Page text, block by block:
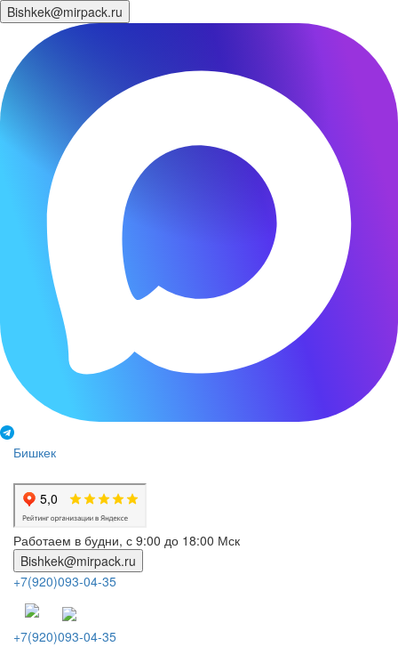
Bishkek@mirpack.ru
Бишкек
Работаем в будни, с 9:00 до 18:00 Мск
Bishkek@mirpack.ru
+7(920)093-04-35
+7(920)093-04-35